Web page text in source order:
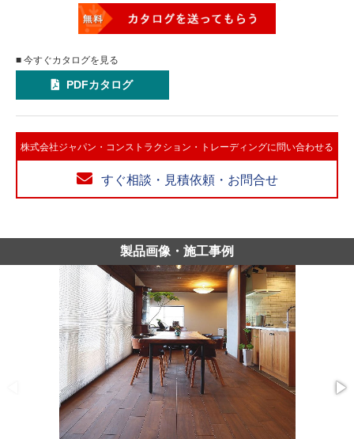
■ 今すぐカタログを見る
PDFカタログ
株式会社ジャパン・コンストラクション・トレーディングに問い合わせる
すぐ相談・見積依頼・お問合せ
製品画像・施工事例